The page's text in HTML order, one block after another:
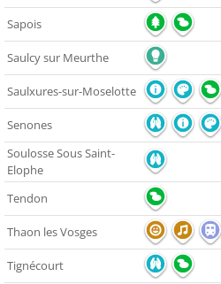
Sapois
Saulcy sur Meurthe
Saulxures-sur-Moselotte
Senones
Soulosse Sous Saint-
Elophe
Tendon
Thaon les Vosges
Tignécourt